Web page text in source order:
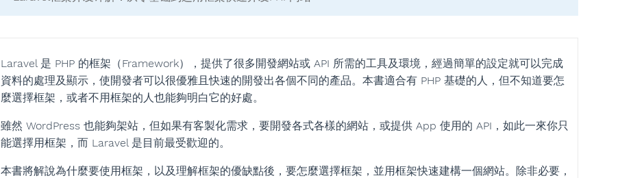
Laravel 是 PHP 的框架（Framework），提供了很多開發網站或 API 所需的工具及環境，經過簡單的設定就可以完成
資料的處理及顯示，使開發者可以很優雅且快速的開發出各個不同的產品。本書適合有 PHP 基礎的人，但不知道要怎
麼選擇框架，或者不用框架的人也能夠明白它的好處。
雖然 WordPress 也能夠架站，但如果有客製化需求，要開發各式各樣的網站，或提供 App 使用的 API，如此一來你只
能選擇用框架，而 Laravel 是目前最受歡迎的。
本書將解說為什麼要使用框架，以及理解框架的優缺點後，要怎麼選擇框架，並用框架快速建構一個網站。除非必要，